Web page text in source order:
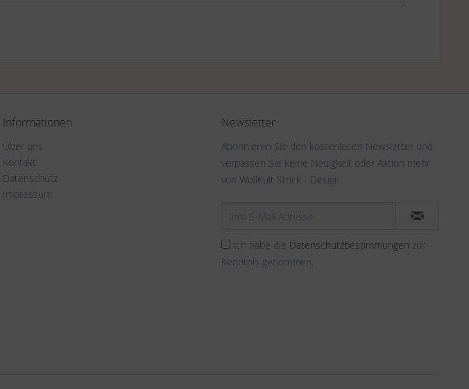
Informationen
Über uns
Kontakt
Datenschutz
Impressum
Newsletter
Abonnieren Sie den kostenlosen Newsletter und
verpassen Sie keine Neuigkeit oder Aktion mehr
von WollKult Strick - Design.
Ich habe die Datenschutzbestimmungen zur
Kenntnis genommen.